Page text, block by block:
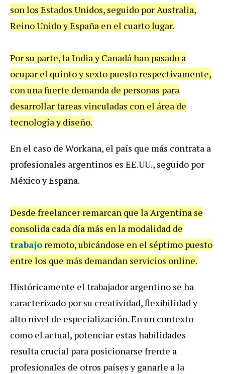
son los Estados Unidos, seguido por Australia,
Reino Unido y España en el cuarto lugar.
Por su parte, la India y Canadá han pasado a
ocupar el quinto y sexto puesto respectivamente,
con una fuerte demanda de personas para
desarrollar tareas vinculadas con el área de
tecnología y diseño.
En el caso de Workana, el país que más contrata a
profesionales argentinos es EE.UU., seguido por
México y España.
Desde freelancer remarcan que la Argentina se
consolida cada día más en la modalidad de
trabajo remoto, ubicándose en el séptimo puesto
entre los que más demandan servicios online.
Históricamente el trabajador argentino se ha
caracterizado por su creatividad, flexibilidad y
alto nivel de especialización. En un contexto
como el actual, potenciar estas habilidades
resulta crucial para posicionarse frente a
profesionales de otros países y ganarle a la